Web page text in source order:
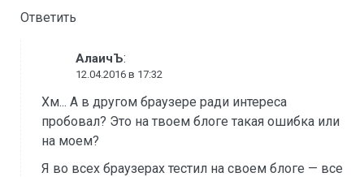
Ответить
АлаичЪ:
12.04.2016 в 17:32
Хм... А в другом браузере ради интереса
пробовал? Это на твоем блоге такая ошибка или
на моем?
Я во всех браузерах тестил на своем блоге — все